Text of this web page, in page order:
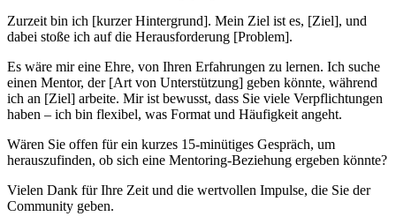
Zurzeit bin ich [kurzer Hintergrund]. Mein Ziel ist es, [Ziel], und
dabei stoße ich auf die Herausforderung [Problem].
Es wäre mir eine Ehre, von Ihren Erfahrungen zu lernen. Ich suche
einen Mentor, der [Art von Unterstützung] geben könnte, während
ich an [Ziel] arbeite. Mir ist bewusst, dass Sie viele Verpflichtungen
haben – ich bin flexibel, was Format und Häufigkeit angeht.
Wären Sie offen für ein kurzes 15-minütiges Gespräch, um
herauszufinden, ob sich eine Mentoring-Beziehung ergeben könnte?
Vielen Dank für Ihre Zeit und die wertvollen Impulse, die Sie der
Community geben.